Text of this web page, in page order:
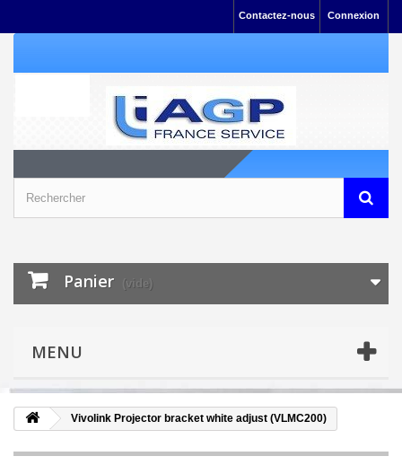
Connexion
Contactez-nous
Panier (vide)
MENU
Vivolink Projector bracket white adjust (VLMC200)